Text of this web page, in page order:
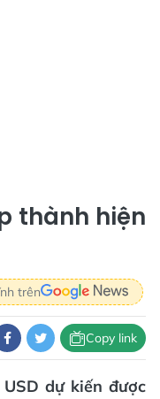
thành hiện
trên
Copy link
dự kiến được